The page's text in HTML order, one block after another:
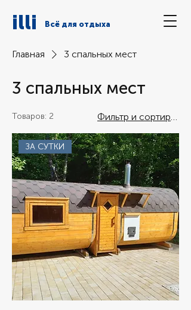
Всё для отдыха
illi
Главная 3 спальных мест
3 спальных мест
Товаров: 2 Фильтр и сортировка
ЗА СУТКИ